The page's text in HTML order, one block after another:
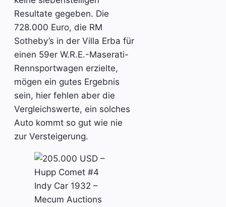
Resultate gegeben. Die
728.000 Euro, die RM
Sotheby’s in der Villa Erba für
einen 59er W.R.E.-Maserati-
Rennsportwagen erzielte,
mögen ein gutes Ergebnis
sein, hier fehlen aber die
Vergleichswerte, ein solches
Auto kommt so gut wie nie
zur Versteigerung.